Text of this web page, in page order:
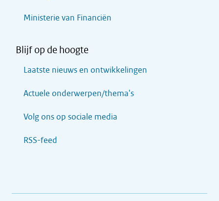
Ministerie van Financiën
Blijf op de hoogte
Laatste nieuws en ontwikkelingen
Actuele onderwerpen/thema's
Volg ons op sociale media
RSS-feed